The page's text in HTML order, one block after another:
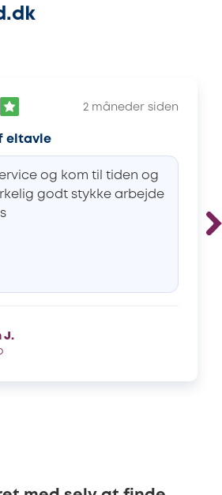
2 måneder siden
eltavle
og kom til tiden og
godt stykke arbejde
J.